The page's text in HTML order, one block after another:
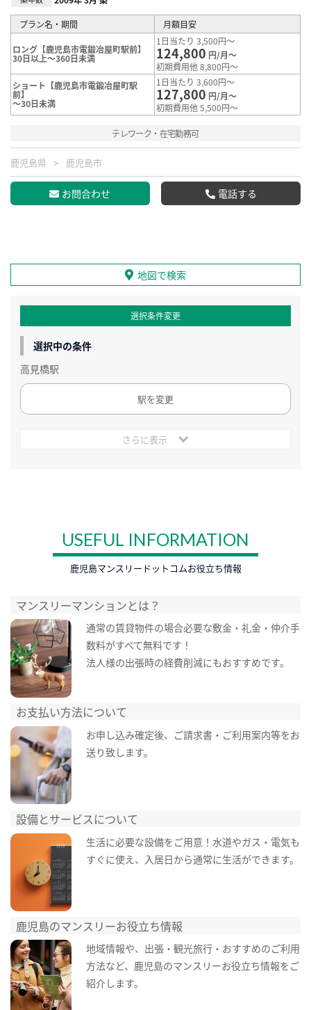
プラン名・期間 月額目安
ロング【鹿児島市電鍛冶屋町駅前】
30日以上～360日未満
1日当たり 3,500円～
124,800 円/月～
初期費用他 8,800円～
ショート【鹿児島市電鍛冶屋町駅
前】
～30日未満
1日当たり 3,600円～
127,800 円/月～
初期費用他 5,500円～
テレワーク・在宅勤務可
鹿児島県 鹿児島市
お問合わせ 電話する
地図で検索
選択条件変更
選択中の条件
高見橋駅
駅を変更
さらに表示
USEFUL INFORMATION
鹿児島マンスリードットコムお役立ち情報
マンスリーマンションとは？
通常の賃貸物件の場合必要な敷金・礼金・仲介手
数料がすべて無料です！
法人様の出張時の経費削減にもおすすめです。
お支払い方法について
お申し込み確定後、ご請求書・ご利用案内等をお
送り致します。
設備とサービスについて
生活に必要な設備をご用意！水道やガス・電気も
すぐに使え、入居日から通常に生活ができます。
鹿児島のマンスリーお役立ち情報
地域情報や、出張・観光旅行・おすすめのご利用
方法など、鹿児島のマンスリーお役立ち情報をご
紹介します。